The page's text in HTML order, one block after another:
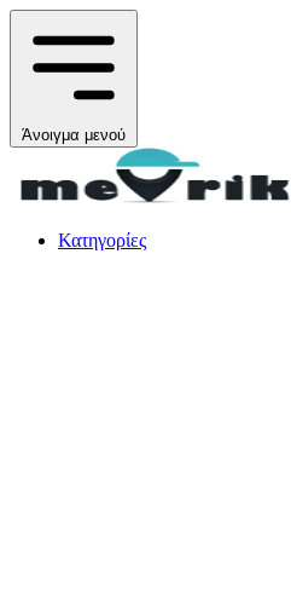
Άνοιγμα μενού
Κατηγορίες